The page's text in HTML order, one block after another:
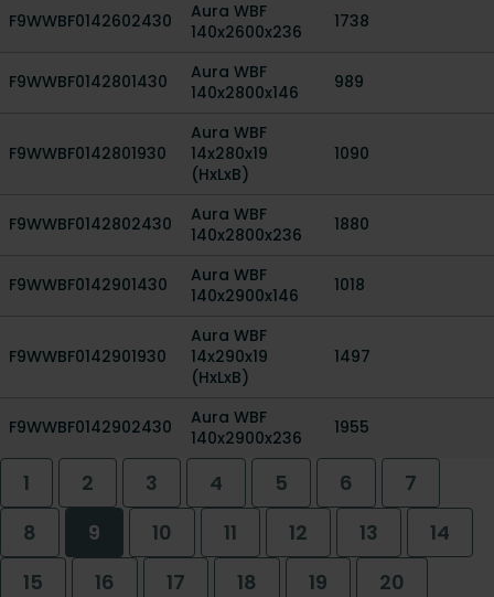
F9WWBF0142602430
Aura WBF
140x2600x236
1738
F9WWBF0142801430
Aura WBF
140x2800x146
989
F9WWBF0142801930
Aura WBF
14x280x19
(HxLxB)
1090
F9WWBF0142802430
Aura WBF
140x2800x236
1880
F9WWBF0142901430
Aura WBF
140x2900x146
1018
F9WWBF0142901930
Aura WBF
14x290x19
(HxLxB)
1497
F9WWBF0142902430
Aura WBF
140x2900x236
1955
1 2 3 4 5 6
7
8
9 10 11 12 13
14
15
16 17 18 19
20